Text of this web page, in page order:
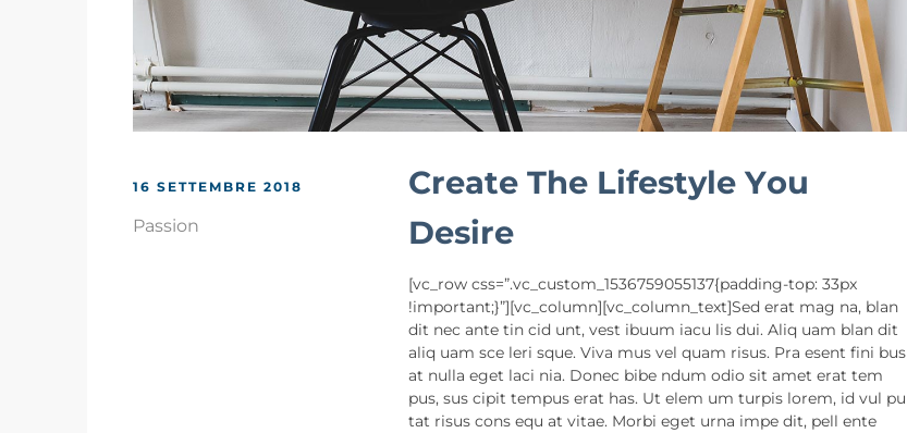
16 SETTEMBRE 2018
Passion
Create The Lifestyle You
Desire
[vc_row css=”.vc_custom_1536759055137{padding-top: 33px
!important;}”][vc_column][vc_column_text]Sed erat mag na, blan
dit nec ante tin cid unt, vest ibuum iacu lis dui. Aliq uam blan dit
aliq uam sce leri sque. Viva mus vel quam risus. Pra esent fini bus
at nulla eget laci nia. Donec bibe ndum odio sit amet erat tem
pus, sus cipit tempus erat has. Ut elem um turpis lorem, id vul pu
tat risus cons equ at vitae. Morbi eget urna impe dit, pell ente